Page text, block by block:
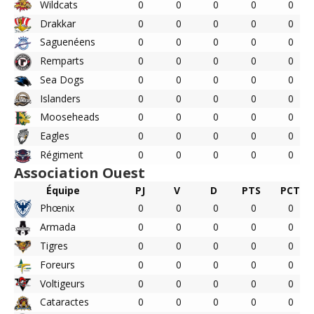
Wildcats
0 0 0 0
0
Drakkar
0 0 0 0
0
Saguenéens
0 0 0 0
0
Remparts
0 0 0 0
0
Sea Dogs
0 0 0 0
0
Islanders
0 0 0 0
0
Mooseheads
0 0 0 0
0
Eagles
0 0 0 0
0
Régiment
0 0 0 0 0
Association Ouest
Équipe PJ V D PTS
PCT
Phœnix
0 0 0 0
0
Armada
0 0 0 0
0
Tigres
0 0 0 0
0
Foreurs
0 0 0 0
0
Voltigeurs
0 0 0 0
0
Cataractes
0 0 0 0
0